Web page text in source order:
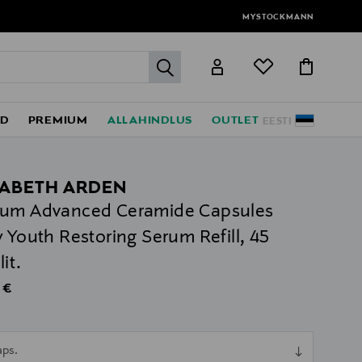
MYSTOCKMANN
label.header.go
EESTI
PREMIUM ALLAHINDLUS OUTLET
ARDEN
Advanced Ceramide Capsules
Youth Restoring Serum Refill, 45
Price
€
null